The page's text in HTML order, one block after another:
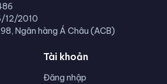
12/2010
Ngân hàng Á Châu (ACB)
Tài khoản
Đăng nhập